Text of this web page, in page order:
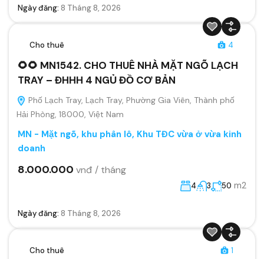
Ngày đăng: 8 Tháng 8, 2026
Cho thuê 4
🌻🌻 MN1542. CHO THUÊ NHÀ MẶT NGÕ LẠCH
TRAY – ĐHHH 4 NGỦ ĐỒ CƠ BẢN
Phố Lạch Tray, Lạch Tray, Phường Gia Viên, Thành phố
Hải Phòng, 18000, Việt Nam
MN - Mặt ngõ, khu phân lô, Khu TĐC vừa ở vừa kinh
doanh
8.000.000 vnđ / tháng
4 3 50 m2
Ngày đăng: 8 Tháng 8, 2026
Cho thuê 1